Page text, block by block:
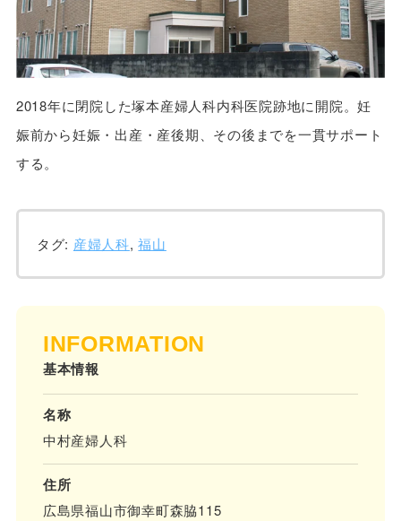
2018年に閉院した塚本産婦人科内科医院跡地に開院。妊
娠前から妊娠・出産・産後期、その後までを一貫サポート
する。
タグ: 産婦人科,福山
INFORMATION
基本情報
名称
中村産婦人科
住所
広島県福山市御幸町森脇115